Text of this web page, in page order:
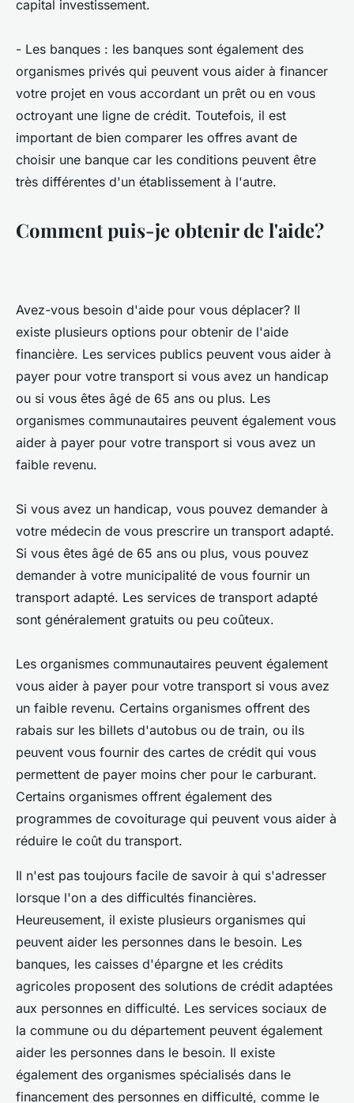
capital investissement.
- Les banques : les banques sont également des
organismes privés qui peuvent vous aider à financer
votre projet en vous accordant un prêt ou en vous
octroyant une ligne de crédit. Toutefois, il est
important de bien comparer les offres avant de
choisir une banque car les conditions peuvent être
très différentes d'un établissement à l'autre.
Comment puis-je obtenir de l'aide?
Avez-vous besoin d'aide pour vous déplacer? Il
existe plusieurs options pour obtenir de l'aide
financière. Les services publics peuvent vous aider à
payer pour votre transport si vous avez un handicap
ou si vous êtes âgé de 65 ans ou plus. Les
organismes communautaires peuvent également vous
aider à payer pour votre transport si vous avez un
faible revenu.
Si vous avez un handicap, vous pouvez demander à
votre médecin de vous prescrire un transport adapté.
Si vous êtes âgé de 65 ans ou plus, vous pouvez
demander à votre municipalité de vous fournir un
transport adapté. Les services de transport adapté
sont généralement gratuits ou peu coûteux.
Les organismes communautaires peuvent également
vous aider à payer pour votre transport si vous avez
un faible revenu. Certains organismes offrent des
rabais sur les billets d'autobus ou de train, ou ils
peuvent vous fournir des cartes de crédit qui vous
permettent de payer moins cher pour le carburant.
Certains organismes offrent également des
programmes de covoiturage qui peuvent vous aider à
réduire le coût du transport.
Il n'est pas toujours facile de savoir à qui s'adresser
lorsque l'on a des difficultés financières.
Heureusement, il existe plusieurs organismes qui
peuvent aider les personnes dans le besoin. Les
banques, les caisses d'épargne et les crédits
agricoles proposent des solutions de crédit adaptées
aux personnes en difficulté. Les services sociaux de
la commune ou du département peuvent également
aider les personnes dans le besoin. Il existe
également des organismes spécialisés dans le
financement des personnes en difficulté, comme le